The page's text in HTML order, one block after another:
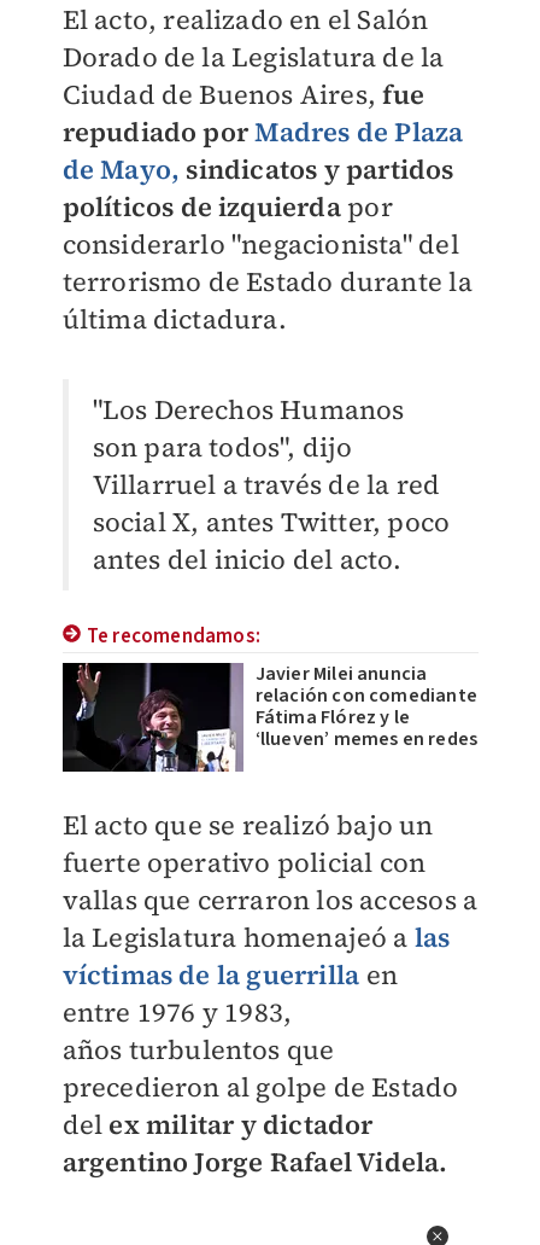
El acto, realizado en el Salón
Dorado de la Legislatura de la
Ciudad de Buenos Aires,fue
repudiado porMadres de Plaza
de Mayo, sindicatos y partidos
políticos de izquierda por
considerarlo "negacionista" del
terrorismo de Estado durante la
última dictadura.
"Los Derechos Humanos
son para todos", dijo
Villarruel a través de la red
social X, antes Twitter, poco
antes del inicio del acto.
Te recomendamos:
Javier Milei anuncia
relación con comediante
Fátima Flórez y le
‘llueven’ memes en redes
El acto que se realizó bajo un
fuerte operativo policial con
vallas que cerraron los accesos a
la Legislatura homenajeó a las
víctimas de la guerrilla en
entre 1976 y 1983,
años turbulentos que
precedieron al golpe de Estado
del ex militar y dictador
argentino Jorge Rafael Videla.